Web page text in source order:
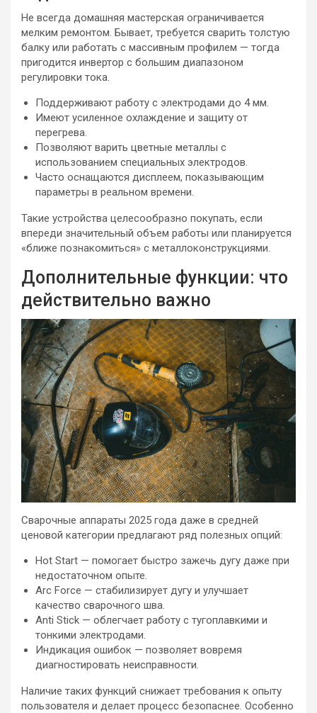
Не всегда домашняя мастерская ограничивается
мелким ремонтом. Бывает, требуется сварить толстую
балку или работать с массивным профилем — тогда
пригодится инвертор с большим диапазоном
регулировки тока.
Поддерживают работу с электродами до 4 мм.
Имеют усиленное охлаждение и защиту от
перегрева.
Позволяют варить цветные металлы с
использованием специальных электродов.
Часто оснащаются дисплеем, показывающим
параметры в реальном времени.
Такие устройства целесообразно покупать, если
впереди значительный объем работы или планируется
«ближе познакомиться» с металлоконструкциями.
Дополнительные функции: что
действительно важно
Сварочные аппараты 2025 года даже в средней
ценовой категории предлагают ряд полезных опций:
Hot Start — помогает быстро зажечь дугу даже при
недостаточном опыте.
Arc Force — стабилизирует дугу и улучшает
качество сварочного шва.
Anti Stick — облегчает работу с тугоплавкими и
тонкими электродами.
Индикация ошибок — позволяет вовремя
диагностировать неисправности.
Наличие таких функций снижает требования к опыту
пользователя и делает процесс безопаснее. Особенно